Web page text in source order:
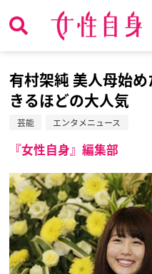
有村架純 美人母始
きるほどの大人気
芸能 エンタメニュース
『女性自身』編集部